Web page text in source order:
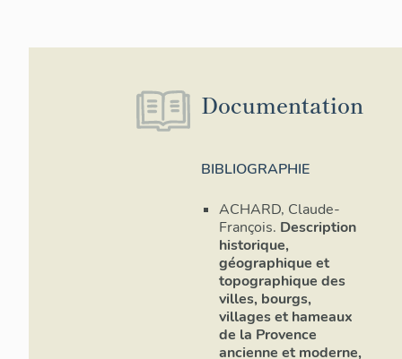
Le village
suggèrent
Bouyon a
mètres au
chapelle
traces bien
dont les
Documentation
BIBLIOGRAPHIE
ACHARD, Claude-
François. Description
historique,
géographique et
topographique des
villes, bourgs,
villages et hameaux
de la Provence
ancienne et moderne,